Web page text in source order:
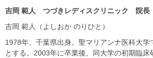
吉岡 範人 つづきレディスクリニック 院長
吉岡 範人（よしおか のりひと）
1978年、千葉県出身。聖マリアンナ医科大学
とする。2003年に卒業後、同大学の初期臨床